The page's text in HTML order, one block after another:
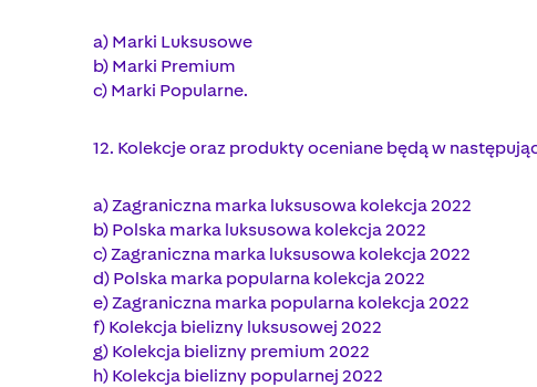
a) Marki Luksusowe
b) Marki Premium
c) Marki Popularne.
12. Kolekcje oraz produkty oceniane będą w
a) Zagraniczna marka luksusowa kolekcja 2022
b) Polska marka luksusowa kolekcja 2022
c) Zagraniczna marka luksusowa kolekcja 2022
d) Polska marka popularna kolekcja 2022
e) Zagraniczna marka popularna kolekcja 2022
f) Kolekcja bielizny luksusowej 2022
g) Kolekcja bielizny premium 2022
h) Kolekcja bielizny popularnej 2022